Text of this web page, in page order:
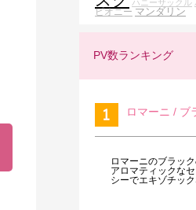
ハニーサックル
ピオニー マンダリン
PV数ランキング
ロマーニ / ブ
ロマーニのブラッ
アロマティックな
シーでエキゾチッ